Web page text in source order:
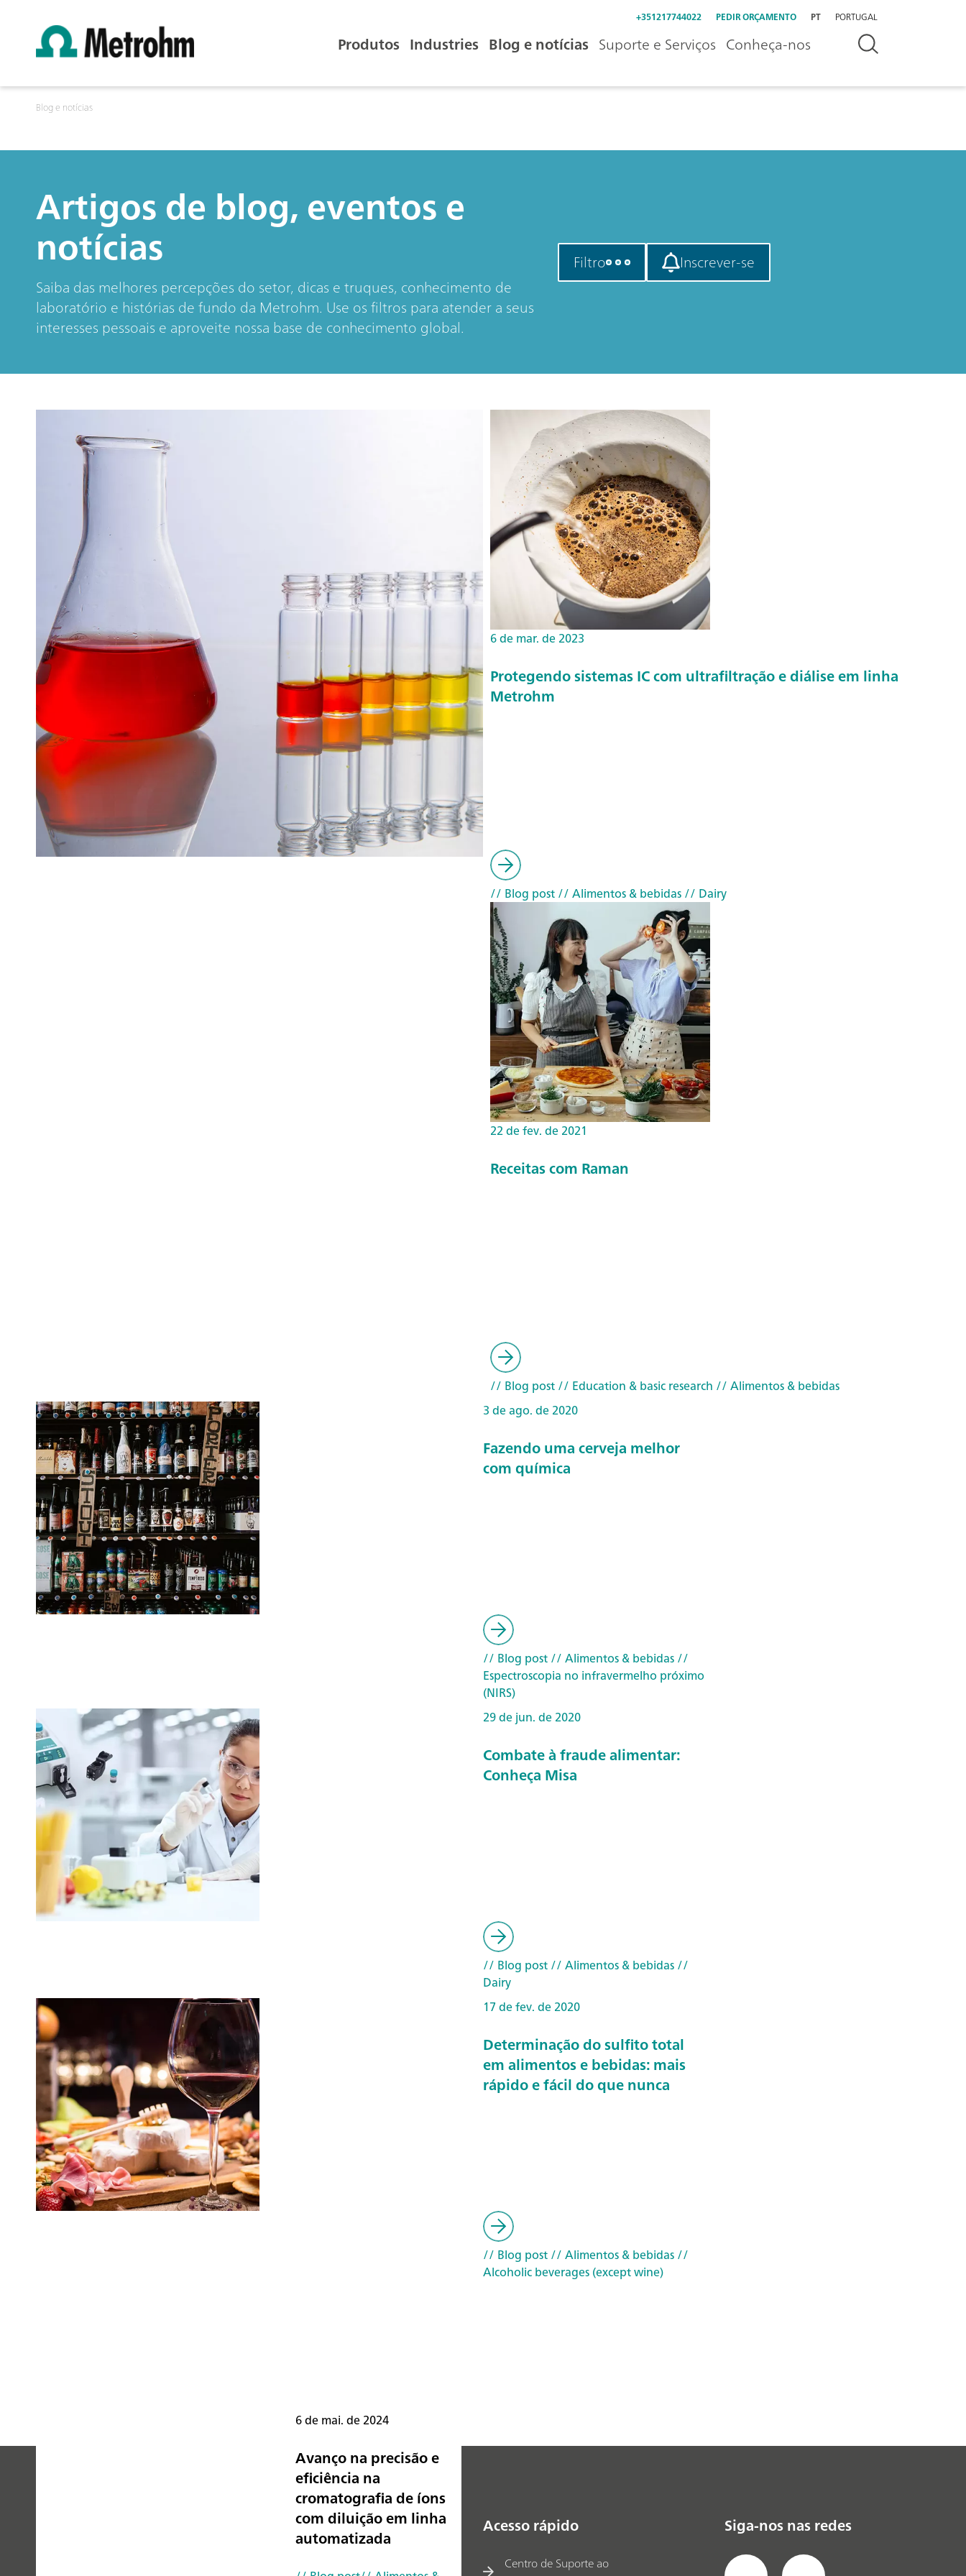
+351217744022 PEDIR ORÇAMENTO PT PORTUGAL
Produtos Industries Blog e notícias Suporte e Serviços Conheça-nos
Blog e notícias
Artigos de blog, eventos e
notícias
Saiba das melhores percepções do setor, dicas e truques, conhecimento de
laboratório e histórias de fundo da Metrohm. Use os filtros para atender a seus
interesses pessoais e aproveite nossa base de conhecimento global.
Filtro Inscrever-se
6 de mai. de 2024
Avanço na precisão e
eficiência na
cromatografia de íons
com diluição em linha
automatizada
6 de mar. de 2023
Protegendo sistemas IC com ultrafiltração e diálise em linha
Metrohm
// Blog post// Alimentos & bebidas// Dairy
22 de fev. de 2021
Receitas com Raman
// Blog post// Education & basic research // Alimentos & bebidas
3 de ago. de 2020
Fazendo uma cerveja melhor
com química
// Blog post// Alimentos & bebidas//
Espectroscopia no infravermelho próximo
(NIRS)
29 de jun. de 2020
Combate à fraude alimentar:
Conheça Misa
// Blog post// Alimentos & bebidas//
Dairy
17 de fev. de 2020
Determinação do sulfito total
em alimentos e bebidas: mais
rápido e fácil do que nunca
// Blog post// Alimentos & bebidas//
Alcoholic beverages (except wine)
Acesso rápido
Centro de Suporte ao
Siga-nos nas redes